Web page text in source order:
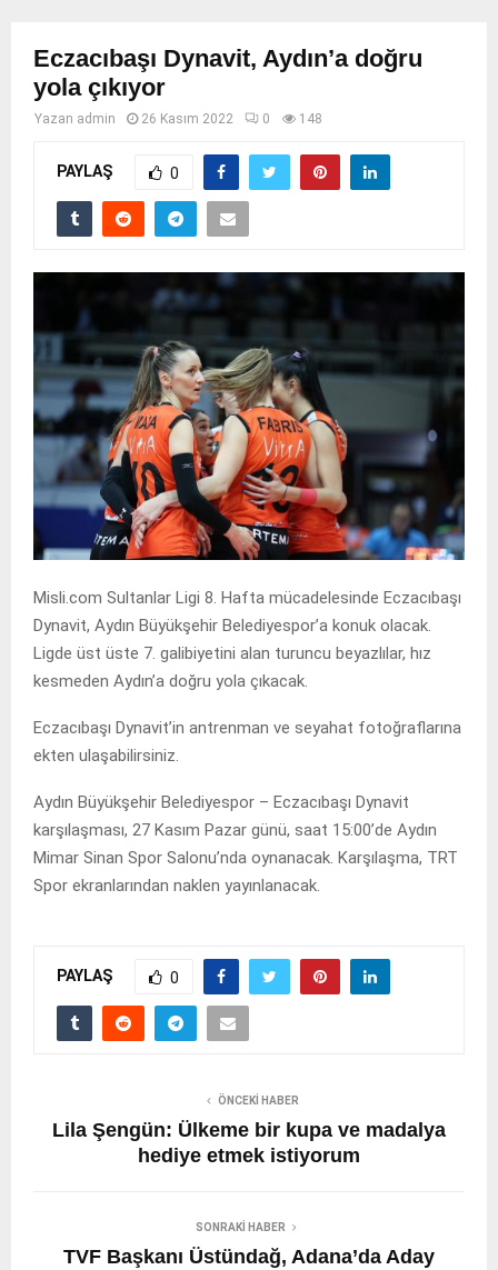
Eczacıbaşı Dynavit, Aydın’a doğru
yola çıkıyor
Yazan admin 26 Kasım 2022 0 148
PAYLAŞ 0
Misli.com Sultanlar Ligi 8. Hafta mücadelesinde Eczacıbaşı
Dynavit, Aydın Büyükşehir Belediyespor’a konuk olacak.
Ligde üst üste 7. galibiyetini alan turuncu beyazlılar, hız
kesmeden Aydın’a doğru yola çıkacak.
Eczacıbaşı Dynavit’in antrenman ve seyahat fotoğraflarına
ekten ulaşabilirsiniz.
Aydın Büyükşehir Belediyespor – Eczacıbaşı Dynavit
karşılaşması, 27 Kasım Pazar günü, saat 15:00’de Aydın
Mimar Sinan Spor Salonu’nda oynanacak. Karşılaşma, TRT
Spor ekranlarından naklen yayınlanacak.
PAYLAŞ 0
ÖNCEKI HABER
Lila Şengün: Ülkeme bir kupa ve madalya
hediye etmek istiyorum
SONRAKI HABER
TVF Başkanı Üstündağ, Adana’da Aday